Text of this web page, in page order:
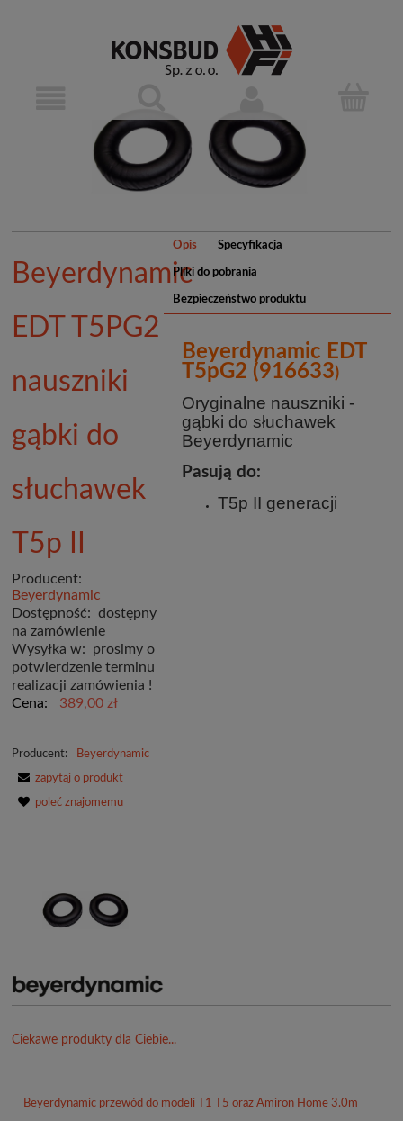
Opis Specyfikacja
Pliki do pobrania
Bezpieczeństwo produktu
Beyerdynamic EDT
T5pG2 (916633)
Oryginalne nauszniki -
gąbki do słuchawek
Beyerdynamic
Pasują do:
T5p II generacji
Beyerdynamic
EDT T5PG2
nauszniki
gąbki do
słuchawek
T5p II
Producent:
Beyerdynamic
Dostępność: dostępny
na zamówienie
Wysyłka w:
prosimy o
potwierdzenie terminu
realizacji zamówienia !
Cena:
389,00 zł
Producent: Beyerdynamic
zapytaj o produkt
poleć znajomemu
Ciekawe produkty dla Ciebie...
Beyerdynamic przewód do modeli T1 T5 oraz Amiron Home 3.0m